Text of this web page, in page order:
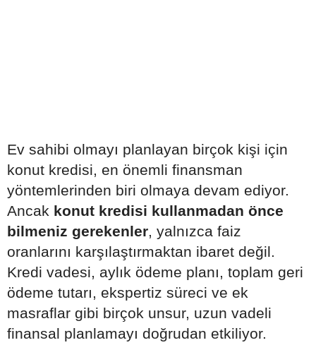
Ev sahibi olmayı planlayan birçok kişi için
konut kredisi, en önemli finansman
yöntemlerinden biri olmaya devam ediyor.
Ancak konut kredisi kullanmadan önce
bilmeniz gerekenler, yalnızca faiz
oranlarını karşılaştırmaktan ibaret değil.
Kredi vadesi, aylık ödeme planı, toplam geri
ödeme tutarı, ekspertiz süreci ve ek
masraflar gibi birçok unsur, uzun vadeli
finansal planlamayı doğrudan etkiliyor.